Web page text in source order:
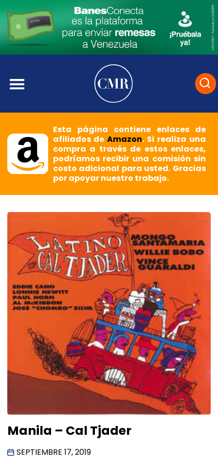
Esta página contiene enlaces de
afiliados deAmazon. Si realiza una
compra a través de estos enlaces,
podríamos recibir una comisión sin
costo adicional para usted. Gracias
por apoyar nuestro trabajo.
Manila – Cal Tjader
SEPTIEMBRE 17, 2019